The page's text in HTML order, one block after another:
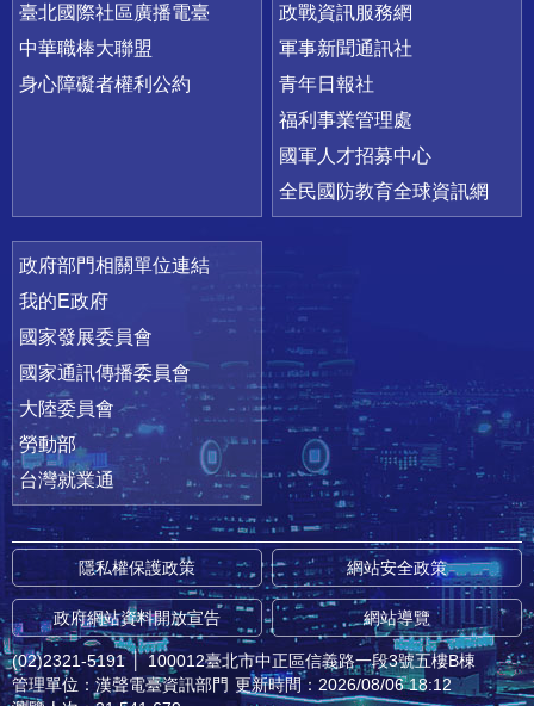
臺北國際社區廣播電臺
中華職棒大聯盟
身心障礙者權利公約
政戰資訊服務網
軍事新聞通訊社
青年日報社
福利事業管理處
國軍人才招募中心
全民國防教育全球資訊網
政府部門相關單位連結
我的E政府
國家發展委員會
國家通訊傳播委員會
大陸委員會
勞動部
台灣就業通
隱私權保護政策 網站安全政策
政府網站資料開放宣告 網站導覽
(02)2321-5191 │ 100012臺北市中正區信義路一段3號五樓B棟
管理單位：漢聲電臺資訊部門 更新時間：2026/08/06 18:12